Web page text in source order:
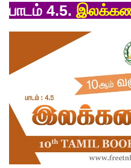
பாடம் 4.5.